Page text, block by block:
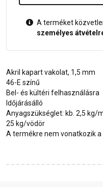
A terméket
személyes
Akril kapart vakolat, 1,5 mm
46-E színű
Bel- és kültéri felhasználásra
Időjárásálló
Anyagszükséglet: kb. 2,5 kg/
25 kg/vödör
A termékre nem vonatkozik a